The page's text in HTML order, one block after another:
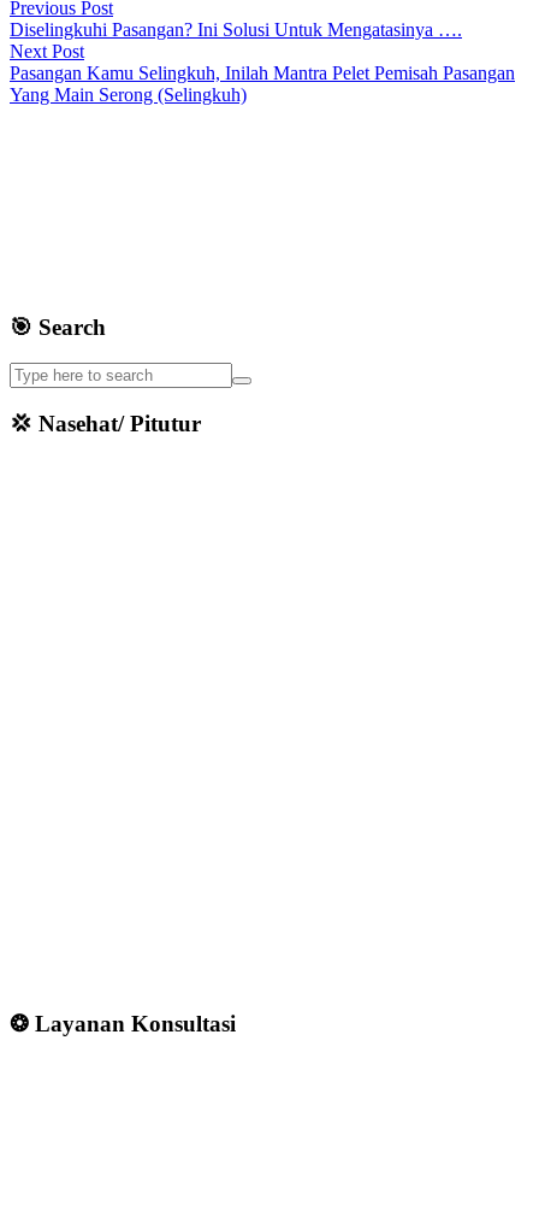
Previous Post
Diselingkuhi Pasangan? Ini Solusi Untuk Mengatasinya ….
Next Post
Pasangan Kamu Selingkuh, Inilah Mantra Pelet Pemisah Pasangan
Yang Main Serong (Selingkuh)
🎯 Search
💢 Nasehat/ Pitutur
❂ Layanan Konsultasi